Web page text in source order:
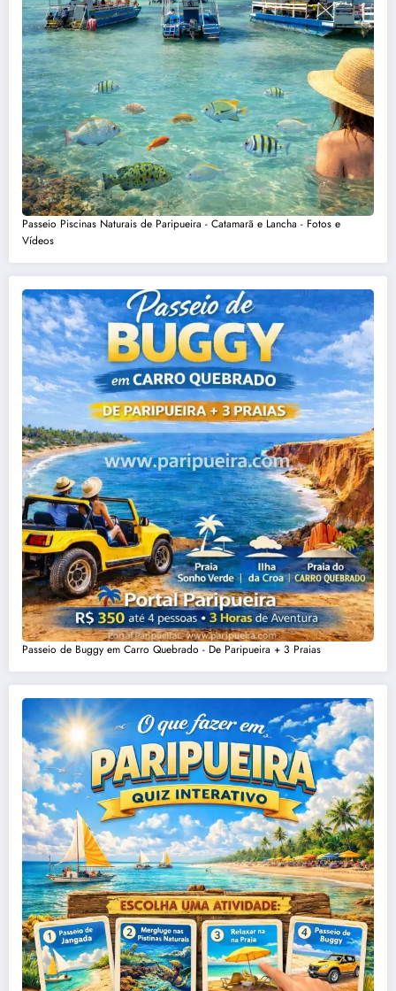
Passeio Piscinas Naturais de Paripueira - Catamarã e Lancha - Fotos e
Vídeos
Passeio de Buggy em Carro Quebrado - De Paripueira + 3 Praias